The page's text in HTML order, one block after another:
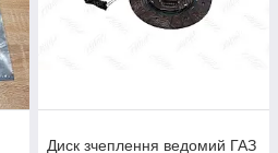
Диск зчеплення ведомий ГАЗ